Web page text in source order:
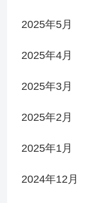
2025年5月
2025年4月
2025年3月
2025年2月
2025年1月
2024年12月